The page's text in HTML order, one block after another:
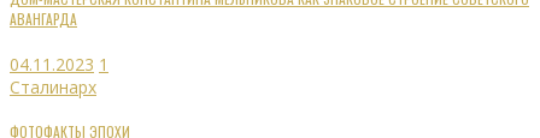
АВАНГАРДА
04.11.2023 1
Сталинарх
ФОТОФАКТЫ ЭПОХИ